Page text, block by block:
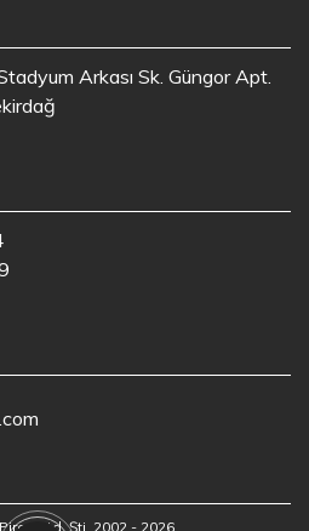
Arkası Sk. Güngor Apt.
Ltd. Şti. 2002 - 2026